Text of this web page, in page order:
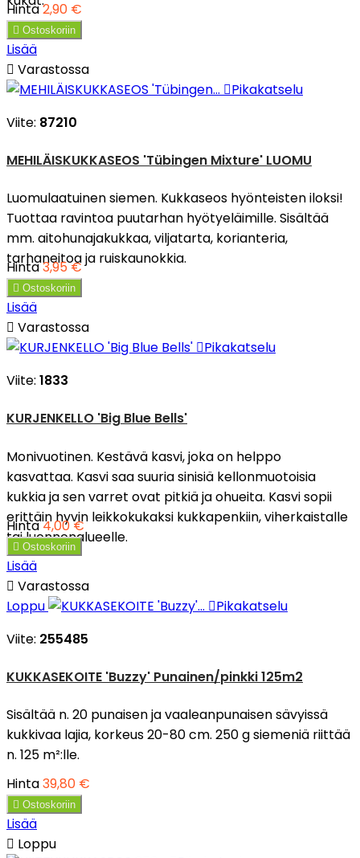
Hinta2,90 €
 Ostoskoriin
Lisää
 Varastossa
Pikakatselu
Viite: 87210
MEHILÄISKUKKASEOS 'Tübingen Mixture' LUOMU
Luomulaatuinen siemen. Kukkaseos hyönteisten iloksi!
Tuottaa ravintoa puutarhan hyötyeläimille. Sisältää
mm. aitohunajakukkaa, viljatarta, korianteria,
tarhaneitoa ja ruiskaunokkia.
Hinta3,95 €
 Ostoskoriin
Lisää
 Varastossa
Pikakatselu
Viite: 1833
KURJENKELLO 'Big Blue Bells'
Monivuotinen. Kestävä kasvi, joka on helppo
kasvattaa. Kasvi saa suuria sinisiä kellonmuotoisia
kukkia ja sen varret ovat pitkiä ja ohueita. Kasvi sopii
erittäin hyvin leikkokukaksi kukkapenkiin, viherkaistalle
tai luonnonalueelle.
Hinta4,00 €
 Ostoskoriin
Lisää
 Varastossa
Loppu
Pikakatselu
Viite: 255485
KUKKASEKOITE 'Buzzy' Punainen/pinkki 125m2
Sisältää n. 20 punaisen ja vaaleanpunaisen sävyissä
kukkivaa lajia, korkeus 20-80 cm. 250 g siemeniä riittää
n. 125 m²:lle.
Hinta39,80 €
 Ostoskoriin
Lisää
 Loppu